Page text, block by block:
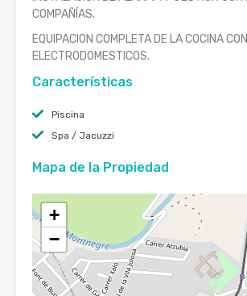
COMPAÑÍAS.
EQUIPACION COMPLETA DE LA COCINA CON
ELECTRODOMESTICOS.
Características
Piscina
Spa / Jacuzzi
Mapa de la Propiedad
+
−